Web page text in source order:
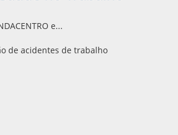
e...